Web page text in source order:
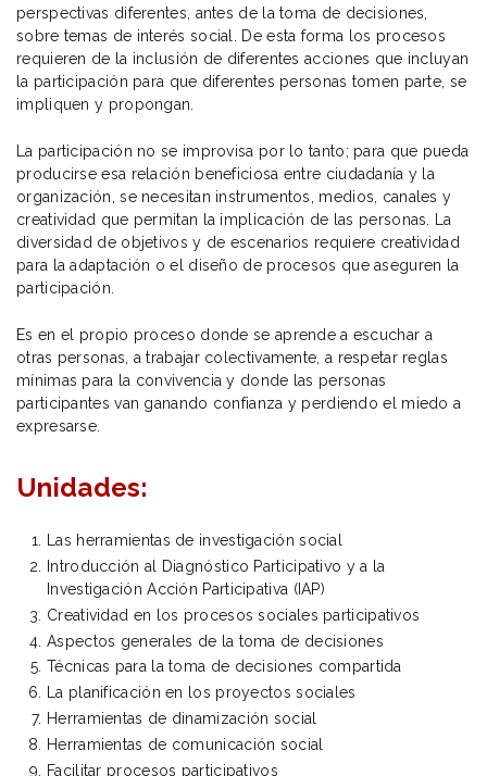
perspectivas diferentes, antes de la toma de decisiones,
sobre temas de interés social. De esta forma los procesos
requieren de la inclusión de diferentes acciones que incluyan
la participación para que diferentes personas tomen parte, se
impliquen y propongan.
La participación no se improvisa por lo tanto; para que pueda
producirse esa relación beneficiosa entre ciudadanía y la
organización, se necesitan instrumentos, medios, canales y
creatividad que permitan la implicación de las personas. La
diversidad de objetivos y de escenarios requiere creatividad
para la adaptación o el diseño de procesos que aseguren la
participación.
Es en el propio proceso donde se aprende a escuchar a
otras personas, a trabajar colectivamente, a respetar reglas
mínimas para la convivencia y donde las personas
participantes van ganando confianza y perdiendo el miedo a
expresarse.
Unidades:
Las herramientas de investigación social
Introducción al Diagnóstico Participativo y a la
Investigación Acción Participativa (IAP)
Creatividad en los procesos sociales participativos
Aspectos generales de la toma de decisiones
Técnicas para la toma de decisiones compartida
La planificación en los proyectos sociales
Herramientas de dinamización social
Herramientas de comunicación social
Facilitar procesos participativos